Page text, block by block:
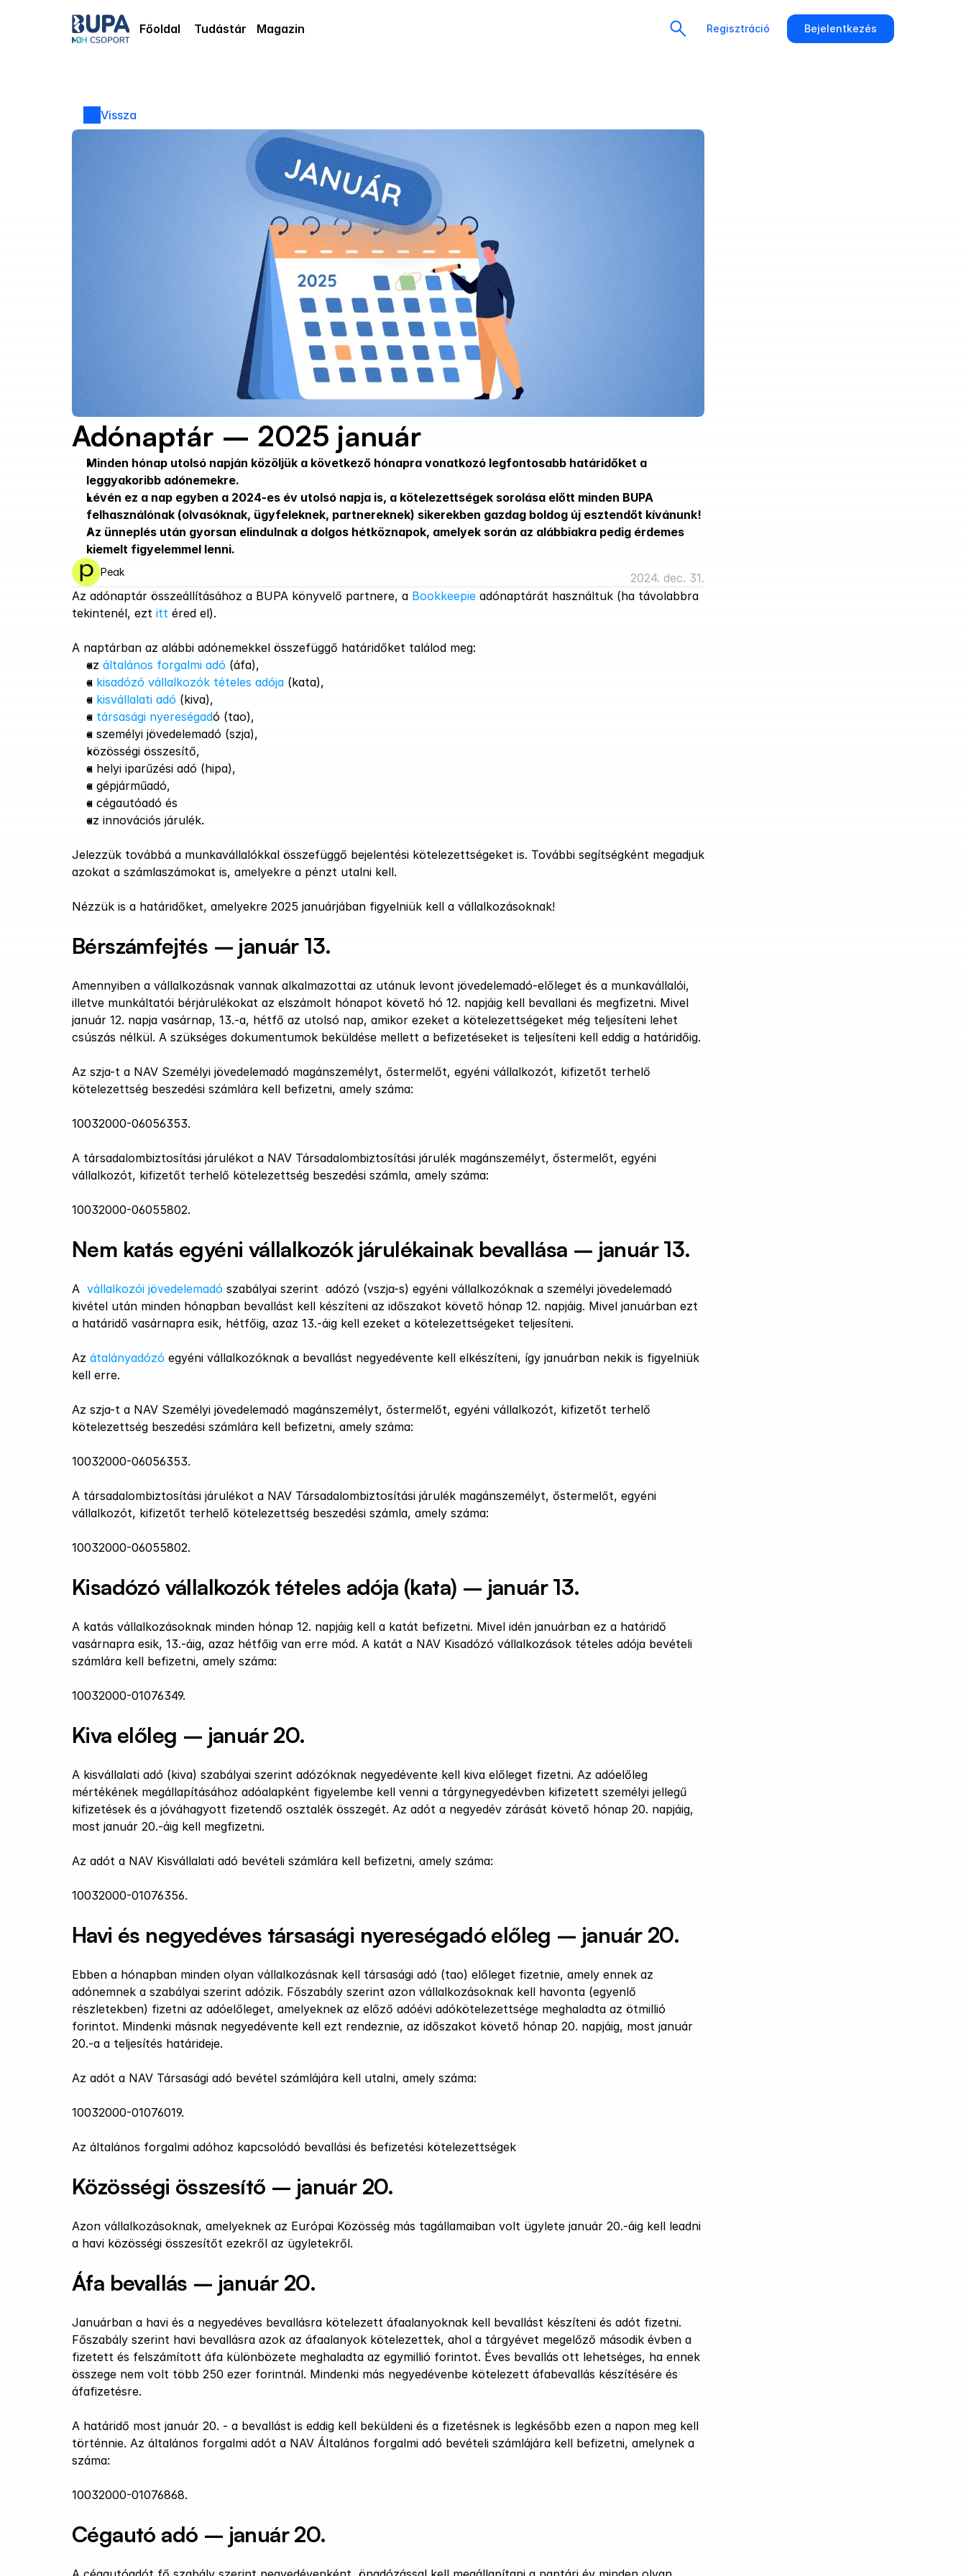
Főoldal Tudástár Magazin Regisztráció Bejelentkezés
Vissza
Adónaptár – 2025 január
Minden hónap utolsó napján közöljük a következő hónapra vonatkozó legfontosabb határidőket a
leggyakoribb adónemekre.
Lévén ez a nap egyben a 2024-es év utolsó napja is, a kötelezettségek sorolása előtt minden BUPA
felhasználónak (olvasóknak, ügyfeleknek, partnereknek) sikerekben gazdag boldog új esztendőt kívánunk!
Az ünneplés után gyorsan elindulnak a dolgos hétköznapok, amelyek során az alábbiakra pedig érdemes
kiemelt figyelemmel lenni.
Peak
2024. dec. 31.
Az adónaptár összeállításához a BUPA könyvelő partnere, a Bookkeepie adónaptárát használtuk (ha távolabbra
tekintenél, ezt itt éred el).
A naptárban az alábbi adónemekkel összefüggő határidőket találod meg:
az általános forgalmi adó (áfa),
a kisadózó vállalkozók tételes adója (kata),
a kisvállalati adó (kiva),
a társasági nyereségadó (tao),
a személyi jövedelemadó (szja),
közösségi összesítő,
a helyi iparűzési adó (hipa),
a gépjárműadó,
a cégautóadó és
az innovációs járulék.
Jelezzük továbbá a munkavállalókkal összefüggő bejelentési kötelezettségeket is. További segítségként megadjuk
azokat a számlaszámokat is, amelyekre a pénzt utalni kell.
Nézzük is a határidőket, amelyekre 2025 januárjában figyelniük kell a vállalkozásoknak!
Bérszámfejtés – január 13.
Amennyiben a vállalkozásnak vannak alkalmazottai az utánuk levont jövedelemadó-előleget és a munkavállalói,
illetve munkáltatói bérjárulékokat az elszámolt hónapot követő hó 12. napjáig kell bevallani és megfizetni. Mivel
január 12. napja vasárnap, 13.-a, hétfő az utolsó nap, amikor ezeket a kötelezettségeket még teljesíteni lehet
csúszás nélkül. A szükséges dokumentumok beküldése mellett a befizetéseket is teljesíteni kell eddig a határidőig.
Az szja-t a NAV Személyi jövedelemadó magánszemélyt, őstermelőt, egyéni vállalkozót, kifizetőt terhelő
kötelezettség beszedési számlára kell befizetni, amely száma:
10032000-06056353.
A társadalombiztosítási járulékot a NAV Társadalombiztosítási járulék magánszemélyt, őstermelőt, egyéni
vállalkozót, kifizetőt terhelő kötelezettség beszedési számla, amely száma:
10032000-06055802.
Nem katás egyéni vállalkozók járulékainak bevallása – január 13.
A vállalkozói jövedelemadó szabályai szerint  adózó (vszja-s) egyéni vállalkozóknak a személyi jövedelemadó
kivétel után minden hónapban bevallást kell készíteni az időszakot követő hónap 12. napjáig. Mivel januárban ezt
a határidő vasárnapra esik, hétfőig, azaz 13.-áig kell ezeket a kötelezettségeket teljesíteni.
Az átalányadózó egyéni vállalkozóknak a bevallást negyedévente kell elkészíteni, így januárban nekik is figyelniük
kell erre.
Az szja-t a NAV Személyi jövedelemadó magánszemélyt, őstermelőt, egyéni vállalkozót, kifizetőt terhelő
kötelezettség beszedési számlára kell befizetni, amely száma:
10032000-06056353.
A társadalombiztosítási járulékot a NAV Társadalombiztosítási járulék magánszemélyt, őstermelőt, egyéni
vállalkozót, kifizetőt terhelő kötelezettség beszedési számla, amely száma:
10032000-06055802.
Kisadózó vállalkozók tételes adója (kata) – január 13.
A katás vállalkozásoknak minden hónap 12. napjáig kell a katát befizetni. Mivel idén januárban ez a határidő
vasárnapra esik, 13.-áig, azaz hétfőig van erre mód. A katát a NAV Kisadózó vállalkozások tételes adója bevételi
számlára kell befizetni, amely száma:
10032000-01076349.
Kiva előleg – január 20.
A kisvállalati adó (kiva) szabályai szerint adózóknak negyedévente kell kiva előleget fizetni. Az adóelőleg
mértékének megállapításához adóalapként figyelembe kell venni a tárgynegyedévben kifizetett személyi jellegű
kifizetések és a jóváhagyott fizetendő osztalék összegét. Az adót a negyedév zárását követő hónap 20. napjáig,
most január 20.-áig kell megfizetni.
Az adót a NAV Kisvállalati adó bevételi számlára kell befizetni, amely száma:
10032000-01076356.
Havi és negyedéves társasági nyereségadó előleg – január 20.
Ebben a hónapban minden olyan vállalkozásnak kell társasági adó (tao) előleget fizetnie, amely ennek az
adónemnek a szabályai szerint adózik. Főszabály szerint azon vállalkozásoknak kell havonta (egyenlő
részletekben) fizetni az adóelőleget, amelyeknek az előző adóévi adókötelezettsége meghaladta az ötmillió
forintot. Mindenki másnak negyedévente kell ezt rendeznie, az időszakot követő hónap 20. napjáig, most január
20.-a a teljesítés határideje.
Az adót a NAV Társasági adó bevétel számlájára kell utalni, amely száma:
10032000-01076019.
Az általános forgalmi adóhoz kapcsolódó bevallási és befizetési kötelezettségek
Közösségi összesítő – január 20.
Azon vállalkozásoknak, amelyeknek az Európai Közösség más tagállamaiban volt ügylete január 20.-áig kell leadni
a havi közösségi összesítőt ezekről az ügyletekről.
Áfa bevallás – január 20.
Januárban a havi és a negyedéves bevallásra kötelezett áfaalanyoknak kell bevallást készíteni és adót fizetni.
Főszabály szerint havi bevallásra azok az áfaalanyok kötelezettek, ahol a tárgyévet megelőző második évben a
fizetett és felszámított áfa különbözete meghaladta az egymillió forintot. Éves bevallás ott lehetséges, ha ennek
összege nem volt több 250 ezer forintnál. Mindenki más negyedévenbe kötelezett áfabevallás készítésére és
áfafizetésre.
A határidő most január 20. - a bevallást is eddig kell beküldeni és a fizetésnek is legkésőbb ezen a napon meg kell
történnie. Az általános forgalmi adót a NAV Általános forgalmi adó bevételi számlájára kell befizetni, amelynek a
száma:
10032000-01076868.
Cégautó adó – január 20.